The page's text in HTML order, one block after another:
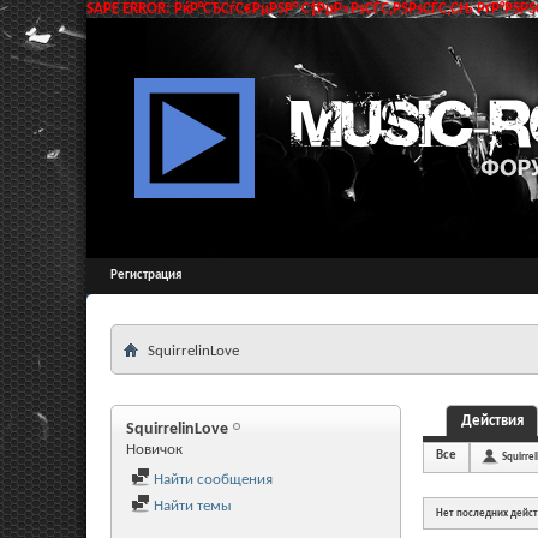
SAPE ERROR: РќР°СЂСѓС€РµРЅР° С†РµР»РѕСЃС‚РЅРѕСЃС‚СЊ
Регистрация
SquirrelinLove
SquirrelinLove
Новичок
Найти сообщения
Найти темы
Действия
Все
Нет последних